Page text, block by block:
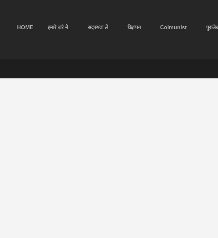
HOME हमारे बारे में सदस्यता लें विज्ञापन Colmunist